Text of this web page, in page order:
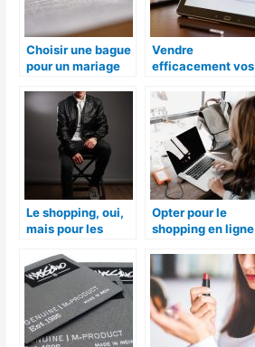
Choisir une bague
pour un mariage
Vendre
efficacement vos
Google Shopping
Le shopping, oui,
mais pour les
Opter pour le
shopping en ligne